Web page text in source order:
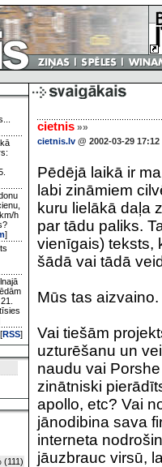
h
]
[RSS]
(111)
cietnis »»
cietnis.lv @ 2002-03-29 17:12
Pēdējā laikā ir
labi zināmiem
kuru lielākā daļa
par tādu paliks.
vienīgais) teksts,
šādā vai tādā
Mūs tas aizvaino.
Vai tiešām
uzturēšanu un
naudu vai
zinātniski
apollo, etc? Vai
jānodibina sava
interneta
jāuzbrauc virsū,